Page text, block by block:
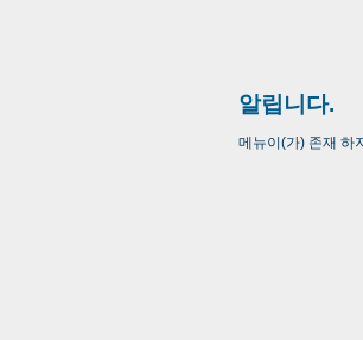
알립니다.
메뉴이(가) 존재 하